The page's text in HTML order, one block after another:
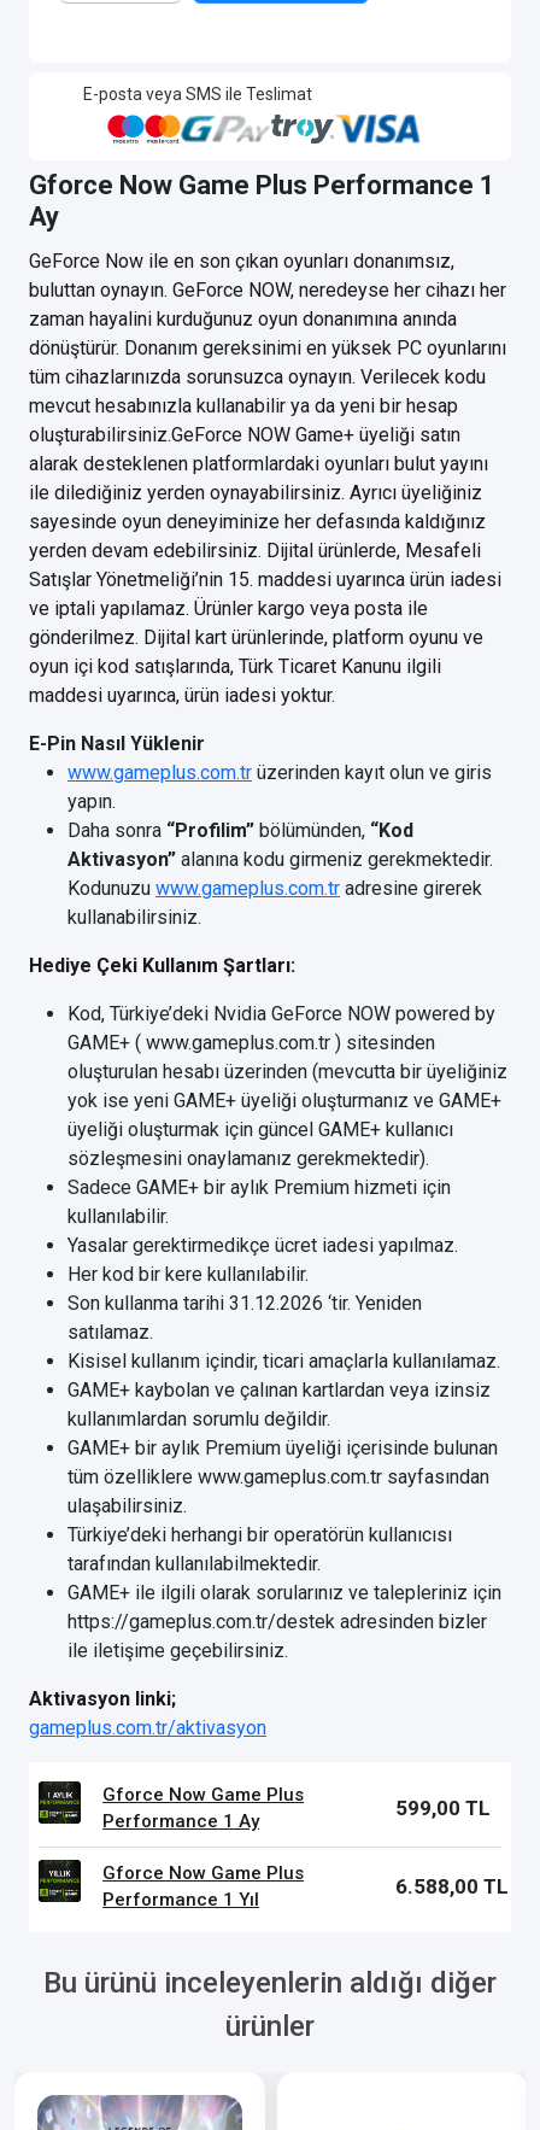
E-posta veya SMS ile Teslimat
Gforce Now Game Plus Performance 1
Ay
GeForce Now ile en son çıkan oyunları donanımsız,
buluttan oynayın. GeForce NOW, neredeyse her cihazı her
zaman hayalini kurduğunuz oyun donanımına anında
dönüştürür. Donanım gereksinimi en yüksek PC oyunlarını
tüm cihazlarınızda sorunsuzca oynayın. Verilecek kodu
mevcut hesabınızla kullanabilir ya da yeni bir hesap
oluşturabilirsiniz.GeForce NOW Game+ üyeliği satın
alarak desteklenen platformlardaki oyunları bulut yayını
ile dilediğiniz yerden oynayabilirsiniz. Ayrıcı üyeliğiniz
sayesinde oyun deneyiminize her defasında kaldığınız
yerden devam edebilirsiniz. Dijital ürünlerde, Mesafeli
Satışlar Yönetmeliği’nin 15. maddesi uyarınca ürün iadesi
ve iptali yapılamaz. Ürünler kargo veya posta ile
gönderilmez. Dijital kart ürünlerinde, platform oyunu ve
oyun içi kod satışlarında, Türk Ticaret Kanunu ilgili
maddesi uyarınca, ürün iadesi yoktur.
E-Pin Nasıl Yüklenir
www.gameplus.com.tr üzerinden kayıt olun ve giris
yapın.
Daha sonra “Profilim” bölümünden, “Kod
Aktivasyon” alanına kodu girmeniz gerekmektedir.
Kodunuzu www.gameplus.com.tr adresine girerek
kullanabilirsiniz.
Hediye Çeki Kullanım Şartları:
Kod, Türkiye’deki Nvidia GeForce NOW powered by
GAME+ ( www.gameplus.com.tr ) sitesinden
oluşturulan hesabı üzerinden (mevcutta bir üyeliğiniz
yok ise yeni GAME+ üyeliği oluşturmanız ve GAME+
üyeliği oluşturmak için güncel GAME+ kullanıcı
sözleşmesini onaylamanız gerekmektedir).
Sadece GAME+ bir aylık Premium hizmeti için
kullanılabilir.
Yasalar gerektirmedikçe ücret iadesi yapılmaz.
Her kod bir kere kullanılabilir.
Son kullanma tarihi 31.12.2026 ‘tir. Yeniden
satılamaz.
Kisisel kullanım içindir, ticari amaçlarla kullanılamaz.
GAME+ kaybolan ve çalınan kartlardan veya izinsiz
kullanımlardan sorumlu değildir.
GAME+ bir aylık Premium üyeliği içerisinde bulunan
tüm özelliklere www.gameplus.com.tr sayfasından
ulaşabilirsiniz.
Türkiye’deki herhangi bir operatörün kullanıcısı
tarafından kullanılabilmektedir.
GAME+ ile ilgili olarak sorularınız ve talepleriniz için
https://gameplus.com.tr/destek adresinden bizler
ile iletişime geçebilirsiniz.
Aktivasyon linki;
gameplus.com.tr/aktivasyon
Gforce Now Game Plus
Performance 1 Ay
599,00 TL
Gforce Now Game Plus
Performance 1 Yıl
6.588,00 TL
Bu ürünü inceleyenlerin aldığı diğer
ürünler